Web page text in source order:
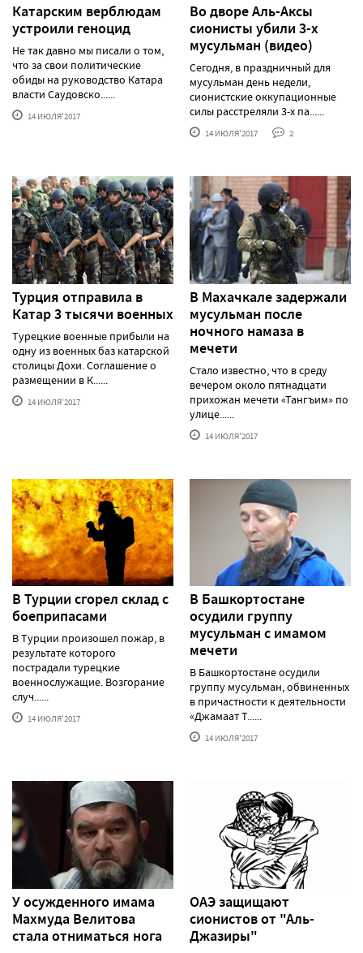
Катарским верблюдам
устроили геноцид
Не так давно мы писали о том,
что за свои политические
обиды на руководство Катара
власти Саудовско......
14 ИЮЛЯ'2017
Во дворе Аль-Аксы
сионисты убили 3-х
мусульман (видео)
Сегодня, в праздничный для
мусульман день недели,
сионистские оккупационные
силы расстреляли 3-х па......
14 ИЮЛЯ'2017 2
Турция отправила в
Катар 3 тысячи военных
Турецкие военные прибыли на
одну из военных баз катарской
столицы Дохи. Соглашение о
размещении в К......
14 ИЮЛЯ'2017
В Махачкале задержали
мусульман после
ночного намаза в
мечети
Стало известно, что в среду
вечером около пятнадцати
прихожан мечети «Тангъим» по
улице......
14 ИЮЛЯ'2017
В Турции сгорел склад с
боеприпасами
В Турции произошел пожар, в
результате которого
пострадали турецкие
военнослужащие. Возгорание
случ......
14 ИЮЛЯ'2017
В Башкортостане
осудили группу
мусульман с имамом
мечети
В Башкортостане осудили
группу мусульман, обвиненных
в причастности к деятельности
«Джамаат Т......
14 ИЮЛЯ'2017
У осужденного имама
Махмуда Велитова
стала отниматься нога
ОАЭ защищают
сионистов от "Аль-
Джазиры"